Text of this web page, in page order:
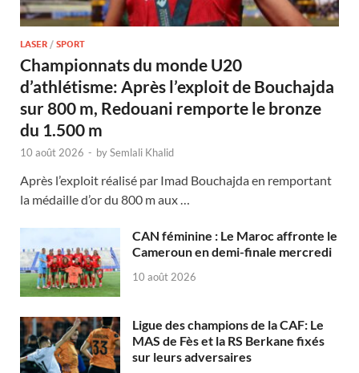
LASER / SPORT
Championnats du monde U20
d’athlétisme: Après l’exploit de Bouchajda
sur 800 m, Redouani remporte le bronze
du 1.500 m
10 août 2026 - bySemlali Khalid
Après l’exploit réalisé par Imad Bouchajda en remportant
la médaille d’or du 800 m aux …
CAN féminine : Le Maroc affronte le
Cameroun en demi-finale mercredi
10 août 2026
Ligue des champions de la CAF: Le
MAS de Fès et la RS Berkane fixés
sur leurs adversaires